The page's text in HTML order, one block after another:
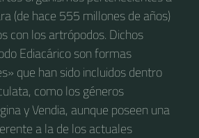
(de hace 555 millones de años)
con los artrópodos.​​​ Dichos
Ediacárico son formas
que han sido incluidos dentro
como los géneros
y Vendia, aunque poseen una
a la de los actuales